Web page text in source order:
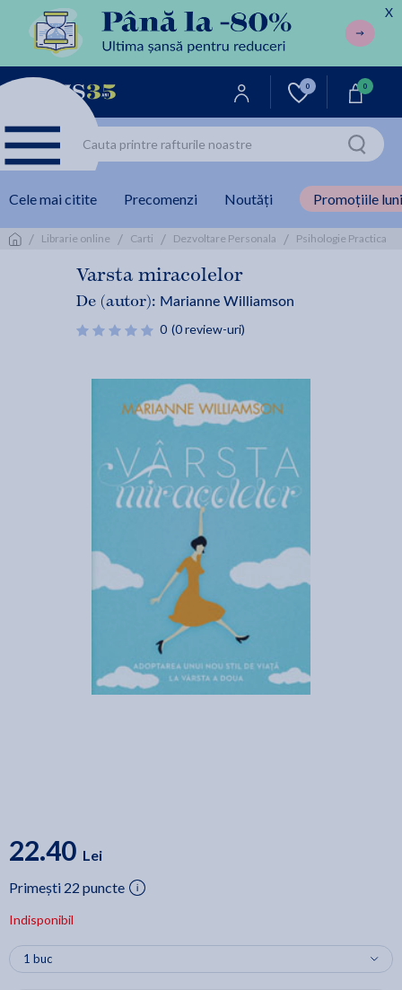
X
0 0
Cele mai citite Precomenzi Noutăți Promoțiile
/ Librarie online / Carti / Dezvoltare Personala / Psihologie Practica
Varsta miracolelor
De (autor): Marianne Williamson
0 (0 review-uri)
22.40 Lei
Primești 22 puncte
Indisponibil